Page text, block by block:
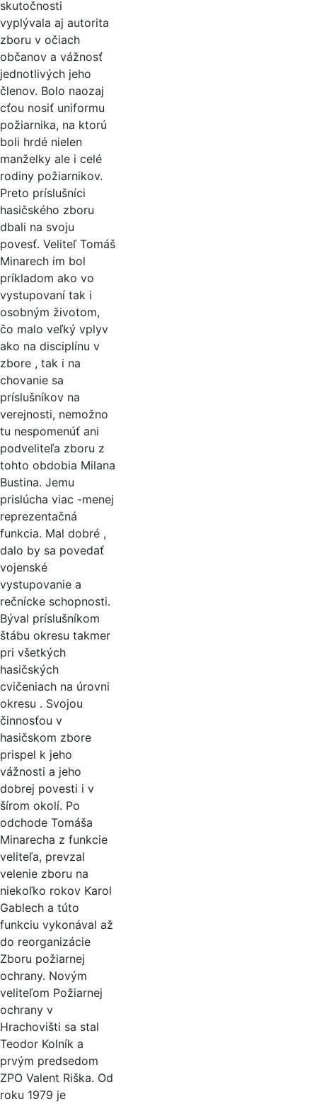
skutočnosti
vyplývala aj autorita
zboru v očiach
občanov a vážnosť
jednotlivých jeho
členov. Bolo naozaj
cťou nosiť uniformu
požiarnika, na ktorú
boli hrdé nielen
manželky ale i celé
rodiny požiarnikov.
Preto príslušníci
hasičského zboru
dbali na svoju
povesť. Veliteľ Tomáš
Minarech im bol
príkladom ako vo
vystupovaní tak i
osobným životom,
čo malo veľký vplyv
ako na disciplínu v
zbore , tak i na
chovanie sa
príslušníkov na
verejnosti, nemožno
tu nespomenúť ani
podveliteľa zboru z
tohto obdobia Milana
Bustina. Jemu
prislúcha viac -menej
reprezentačná
funkcia. Mal dobré ,
dalo by sa povedať
vojenské
vystupovanie a
rečnícke schopnosti.
Býval príslušníkom
štábu okresu takmer
pri všetkých
hasičských
cvičeniach na úrovni
okresu . Svojou
činnosťou v
hasičskom zbore
prispel k jeho
vážnosti a jeho
dobrej povesti i v
šírom okolí. Po
odchode Tomáša
Minarecha z funkcie
veliteľa, prevzal
velenie zboru na
niekoľko rokov Karol
Gablech a túto
funkciu vykonával až
do reorganizácie
Zboru požiarnej
ochrany. Novým
veliteľom Požiarnej
ochrany v
Hrachovišti sa stal
Teodor Kolník a
prvým predsedom
ZPO Valent Riška. Od
roku 1979 je